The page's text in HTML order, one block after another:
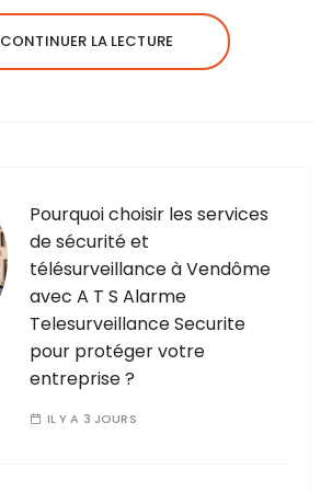
CONTINUER LA LECTURE
Pourquoi choisir les services
de sécurité et
télésurveillance à Vendôme
avec A T S Alarme
Telesurveillance Securite
pour protéger votre
entreprise ?
IL Y A 3 JOURS